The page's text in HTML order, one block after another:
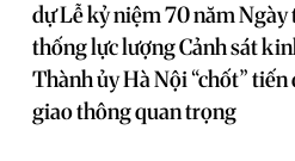
dự Lễ kỷ niệm 70 năm
thống lực lượng Cảnh sát
Thành ủy Hà Nội “chốt” tiến
giao thông quan trọng